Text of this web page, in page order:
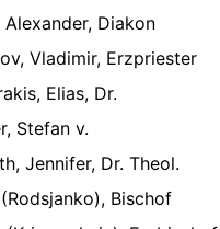
Alexander, Diakon
Vladimir, Erzpriester
Elias, Dr.
Stefan v.
Jennifer, Dr. Theol.
Bischof